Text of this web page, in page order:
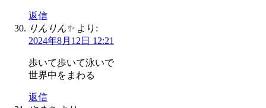
返信
りんりん✨ より:
2024年8月12日 12:21
歩いて歩いて泳いで
世界中をまわる
返信